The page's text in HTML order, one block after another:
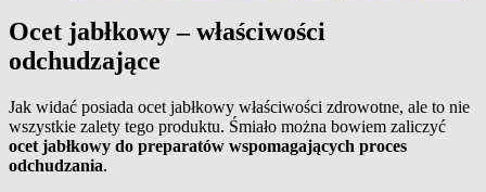
Ocet jabłkowy – właściwości
odchudzające
Jak widać posiada ocet jabłkowy właściwości zdrowotne, ale to nie
wszystkie zalety tego produktu. Śmiało można bowiem zaliczyć
ocet jabłkowy do preparatów wspomagających proces
odchudzania.